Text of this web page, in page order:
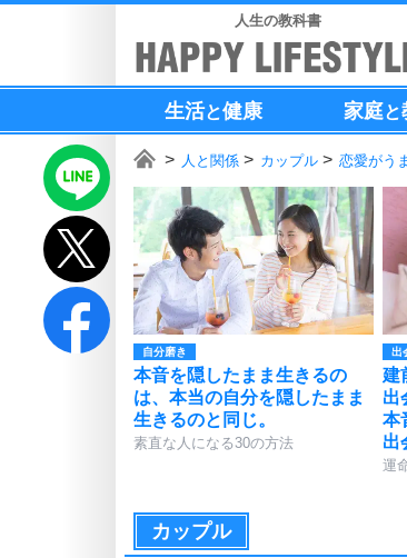
人生の教科書
生活と健康 家庭と
人と関係 カップル 恋愛がう
自分磨き
本音を隠したまま生きるの
は、本当の自分を隠したまま
生きるのと同じ。
素直な人になる30の方法
出
建
出
本
出
運
カップル